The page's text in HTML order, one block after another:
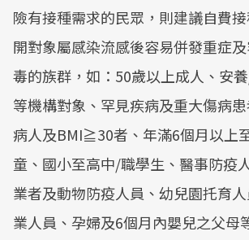
險有接種需求的民眾，則建議自費
開對象屬感染流感後容易併發重症
毒的族群，如：50歲以上成人、安
等機構對象、罕見疾病及重大傷病
病人及BMI≧30者、年滿6個月以上
童、國小至高中/職學生、醫事防疫
業者及動物防疫人員、幼兒園托育
業人員、孕婦及6個月內嬰兒之父母